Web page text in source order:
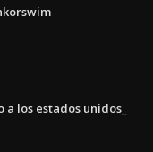
los estados unidos_